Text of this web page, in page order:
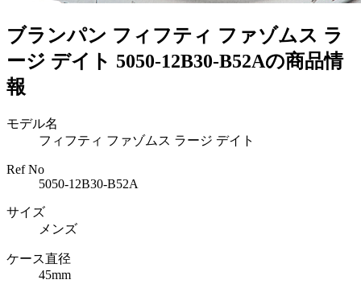
ブランパン フィフティ ファゾムス ラ
ージ デイト 5050-12B30-B52Aの商品情
報
モデル名
フィフティ ファゾムス ラージ デイト
Ref No
5050-12B30-B52A
サイズ
メンズ
ケース直径
45mm